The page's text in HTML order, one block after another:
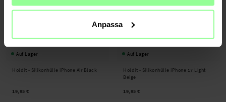
Anpassa
Auf Lager
Holdit - Silikonhülle iPhone Air Black
19,95 €
Auf Lager
Holdit - Silikonhülle iPhone 17 Light
Beige
19,95 €